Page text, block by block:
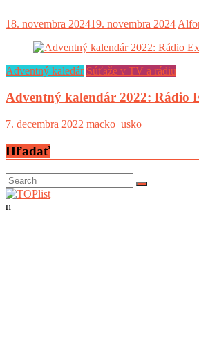
18. novembra 202419. novembra 2024
Adventný kaledár Súťaže v TV a rádiu
Adventný kalendár 2022: Rádio
7. decembra 2022 macko_usko
Hľadať
n